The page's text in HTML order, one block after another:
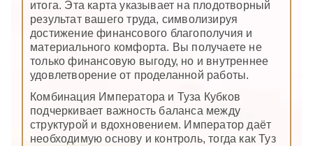
итога. Эта карта указывает на плодотворный
результат вашего труда, символизируя
достижение финансового благополучия и
материального комфорта. Вы получаете не
только финансовую выгоду, но и внутреннее
удовлетворение от проделанной работы.
Комбинация Императора и Туза Кубков
подчеркивает важность баланса между
структурой и вдохновением. Император даёт
необходимую основу и контроль, тогда как Туз